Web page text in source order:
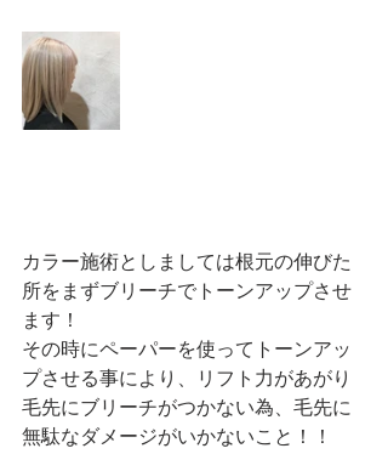
カラー施術としましては根元の伸びた
所をまずブリーチでトーンアップさせ
ます！
その時にペーパーを使ってトーンアッ
プさせる事により、リフト力があがり
毛先にブリーチがつかない為、毛先に
無駄なダメージがいかないこと！！